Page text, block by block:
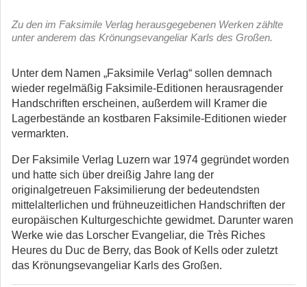
Zu den im Faksimile Verlag herausgegebenen Werken zählte
unter anderem das Krönungsevangeliar Karls des Großen.
Unter dem Namen „Faksimile Verlag“ sollen demnach
wieder regelmäßig Faksimile-Editionen herausragender
Handschriften erscheinen, außerdem will Kramer die
Lagerbestände an kostbaren Faksimile-Editionen wieder
vermarkten.
Der Faksimile Verlag Luzern war 1974 gegründet worden
und hatte sich über dreißig Jahre lang der
originalgetreuen Faksimilierung der bedeutendsten
mittelalterlichen und frühneuzeitlichen Handschriften der
europäischen Kulturgeschichte gewidmet. Darunter waren
Werke wie das Lorscher Evangeliar, die Très Riches
Heures du Duc de Berry, das Book of Kells oder zuletzt
das Krönungsevangeliar Karls des Großen.